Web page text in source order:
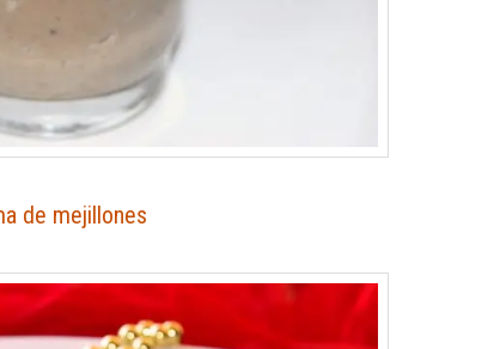
de mejillones